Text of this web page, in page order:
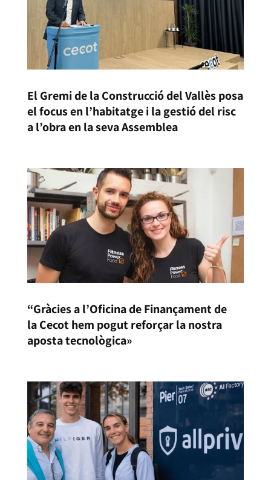
El Gremi de la Construcció del Vallès posa
el focus en l’habitatge i la gestió del risc
a l’obra en la seva Assemblea
“Gràcies a l’Oficina de Finançament de
la Cecot hem pogut reforçar la nostra
aposta tecnològica»